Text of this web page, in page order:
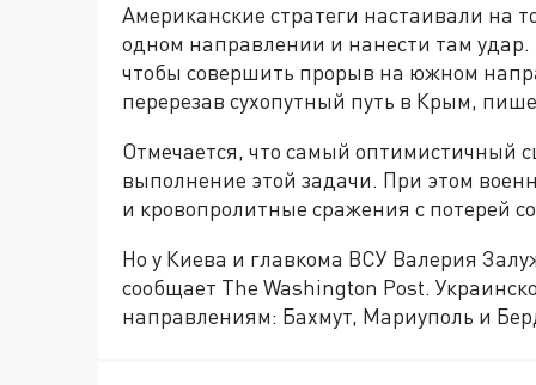
Американские стратеги настаивали на
одном направлении и нанести там
чтобы совершить прорыв на южном
перерезав сухопутный путь в Крым,
Отмечается, что самый оптимистичный
выполнение этой задачи. При этом
и кровопролитные сражения с потерей
Но у Киева и главкома ВСУ Валерия
сообщает The Washington Post.
направлениям: Бахмут, Мариуполь и